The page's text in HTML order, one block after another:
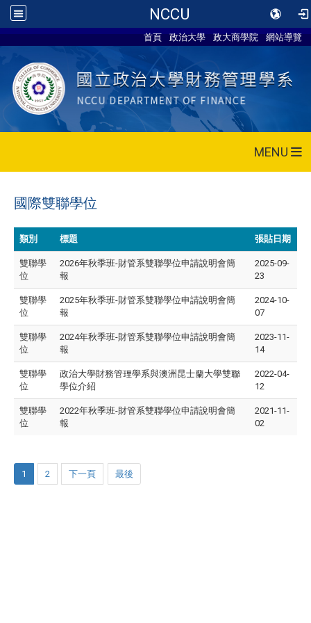
NCCU
首頁 政治大學 政大商學院 網站導覽
MENU
國際雙聯學位
類別 標題 張貼日期
雙聯學
位
2026年秋季班-財管系雙聯學位申請說明會簡
報
2025-09-
23
雙聯學
位
2025年秋季班-財管系雙聯學位申請說明會簡
報
2024-10-
07
雙聯學
位
2024年秋季班-財管系雙聯學位申請說明會簡
報
2023-11-
14
雙聯學
位
政治大學財務管理學系與澳洲昆士蘭大學雙聯
學位介紹
2022-04-
12
雙聯學
位
2022年秋季班-財管系雙聯學位申請說明會簡
報
2021-11-
02
1 2 下一頁 最後